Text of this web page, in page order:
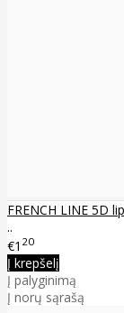
FRENCH LINE 5D
..
€1 20
Į krepšelį
Į palyginimą
Į norų sąrašą